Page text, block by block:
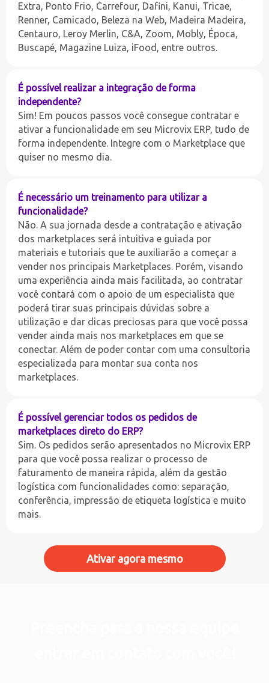
Extra, Ponto Frio, Carrefour, Dafini, Kanui, Tricae,
Renner, Camicado, Beleza na Web, Madeira Madeira,
Centauro, Leroy Merlin, C&A, Zoom, Mobly, Época,
Buscapé, Magazine Luiza, iFood, entre outros.
É possível realizar a integração de forma
independente?
Sim! Em poucos passos você consegue contratar e
ativar a funcionalidade em seu Microvix ERP, tudo de
forma independente. Integre com o Marketplace que
quiser no mesmo dia.
É necessário um treinamento para utilizar a
funcionalidade?
Não. A sua jornada desde a contratação e ativação
dos marketplaces será intuitiva e guiada por
materiais e tutoriais que te auxiliarão a começar a
vender nos principais Marketplaces. Porém, visando
uma experiência ainda mais facilitada, ao contratar
você contará com o apoio de um especialista que
poderá tirar suas principais dúvidas sobre a
utilização e dar dicas preciosas para que você possa
vender ainda mais nos marketplaces em que se
conectar. Além de poder contar com uma consultoria
especializada para montar sua conta nos
marketplaces.
É possível gerenciar todos os pedidos de
marketplaces direto do ERP?
Sim. Os pedidos serão apresentados no Microvix ERP
para que você possa realizar o processo de
faturamento de maneira rápida, além da gestão
logística com funcionalidades como: separação,
conferência, impressão de etiqueta logística e muito
mais.
Ativar agora mesmo